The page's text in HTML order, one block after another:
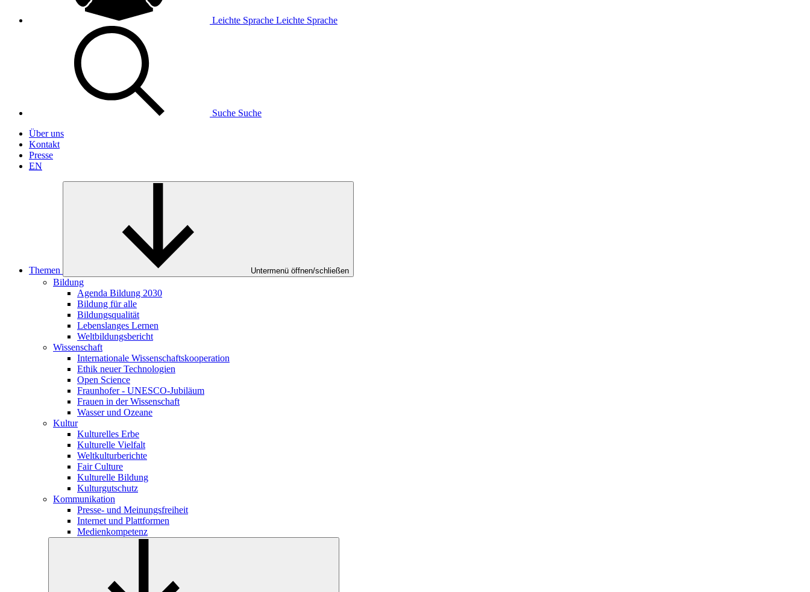
Leichte Sprache Leichte Sprache
Suche Suche
Über uns
Kontakt
Presse
EN
Themen Untermenü öffnen/schließen
Bildung
Agenda Bildung 2030
Bildung für alle
Bildungsqualität
Lebenslanges Lernen
Weltbildungsbericht
Wissenschaft
Internationale Wissenschaftskooperation
Ethik neuer Technologien
Open Science
Fraunhofer - UNESCO-Jubiläum
Frauen in der Wissenschaft
Wasser und Ozeane
Kultur
Kulturelles Erbe
Kulturelle Vielfalt
Weltkulturberichte
Fair Culture
Kulturelle Bildung
Kulturgutschutz
Kommunikation
Presse- und Meinungsfreiheit
Internet und Plattformen
Medienkompetenz